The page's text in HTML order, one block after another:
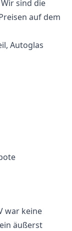
sind die
auf dem
Autoglas
war keine
äußerst